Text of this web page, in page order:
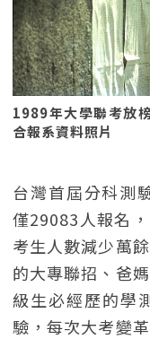
1989年大學聯考放
合報系資料照片
台灣首屆分科測
僅29083人報名
考生人數減少萬
的大專聯招、爸
級生必經歷的學
驗，每次大考變